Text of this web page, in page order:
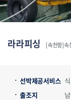
라라피싱 [속천항]속
선박제공서비스
출조지